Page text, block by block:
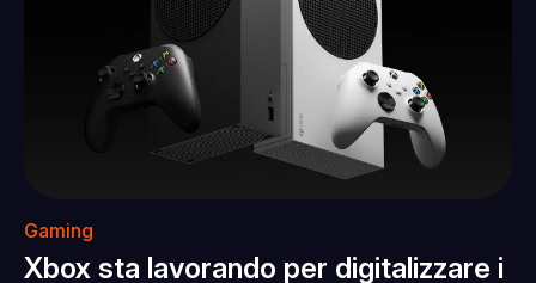
Gaming
Xbox sta lavorando per digitalizzare i